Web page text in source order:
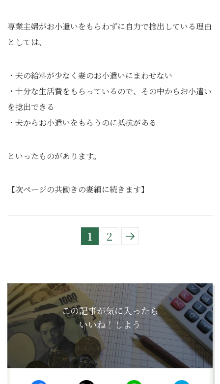
専業主婦がお小遣いをもらわずに自力で捻出している理由
としては、
・夫の給料が少なく妻のお小遣いにまわせない
・十分な生活費をもらっているので、その中からお小遣い
を捻出できる
・夫からお小遣いをもらうのに抵抗がある
といったものがあります。
【次ページの共働きの妻編に続きます】
1 2
この記事が気に入ったら
いいね！しよう